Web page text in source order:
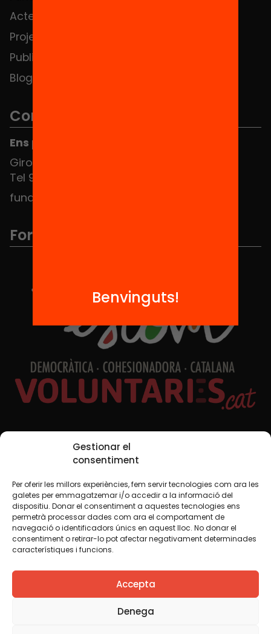
Gestionar el
consentiment
Per oferir les millors experiències, fem servir tecnologies com ara les
galetes per emmagatzemar i/o accedir a la informació del
dispositiu. Donar el consentiment a aquestes tecnologies ens
permetrà processar dades com ara el comportament de
navegació o identificadors únics en aquest lloc. No donar el
consentiment o retirar-lo pot afectar negativament determinades
característiques i funcions.
Accepta
Denega
Actes
Projectes
Publicacions i vídeos
Blog
Contacte
Ens pots trobar al Hub Social
Girona 34, interior 08010 Barcelona
Tel 934 588 700
fundacio@equitat.org
Formem part de...
Xarxes Socials
TWT YTB IG FB IN
Avís legalPolítica de cookies
Creiem que el coneixement s’ha de compartir. Per això
fem servir una llicència Creative Commons, llevat que en
algun material indiquem el contrari. Us animem a copiar,
redistribuir, remesclar o transformar i crear els continguts
Benvinguts!